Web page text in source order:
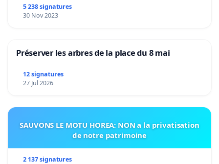
5 238 signatures
30 Nov 2023
Préserver les arbres de la place du 8 mai
12 signatures
27 Jul 2026
SAUVONS LE MOTU HOREA: NON a la privatisation
de notre patrimoine
2 137 signatures